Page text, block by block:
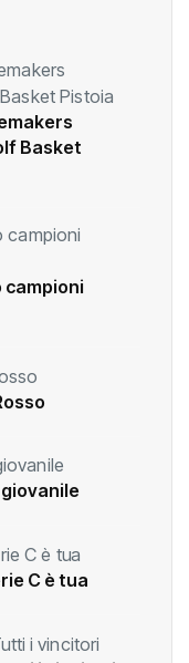
Basket
campioni
C è tua